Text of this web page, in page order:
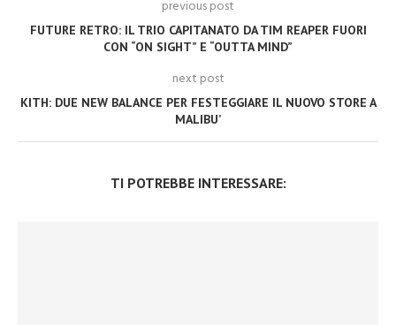
previous post
FUTURE RETRO: IL TRIO CAPITANATO DA TIM REAPER FUORI
CON “ON SIGHT” E “OUTTA MIND”
next post
KITH: DUE NEW BALANCE PER FESTEGGIARE IL NUOVO STORE A
MALIBU’
TI POTREBBE INTERESSARE: